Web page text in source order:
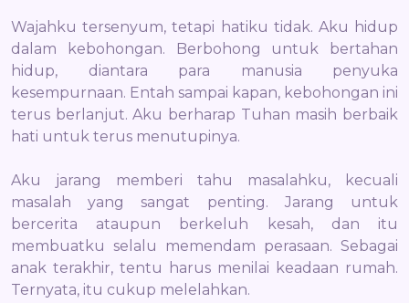
Wajahku tersenyum, tetapi hatiku tidak. Aku hidup
dalam kebohongan. Berbohong untuk bertahan
hidup, diantara para manusia penyuka
kesempurnaan. Entah sampai kapan, kebohongan ini
terus berlanjut. Aku berharap Tuhan masih berbaik
hati untuk terus menutupinya.
Aku jarang memberi tahu masalahku, kecuali
masalah yang sangat penting. Jarang untuk
bercerita ataupun berkeluh kesah, dan itu
membuatku selalu memendam perasaan. Sebagai
anak terakhir, tentu harus menilai keadaan rumah.
Ternyata, itu cukup melelahkan.